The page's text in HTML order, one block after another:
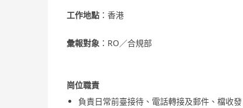
工作地點 ：香港
彙報對象 ：RO／合規部
崗位職責
負責日常前臺接待、電話轉接及郵件、檔收發